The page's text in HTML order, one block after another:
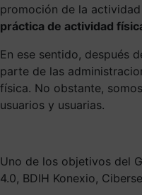
promoción de la
práctica de actividad
En ese sentido, después
parte de las
física. No obstante,
usuarios y usuarias.
Uno de los objetivos del
4.0, BDIH Konexio,